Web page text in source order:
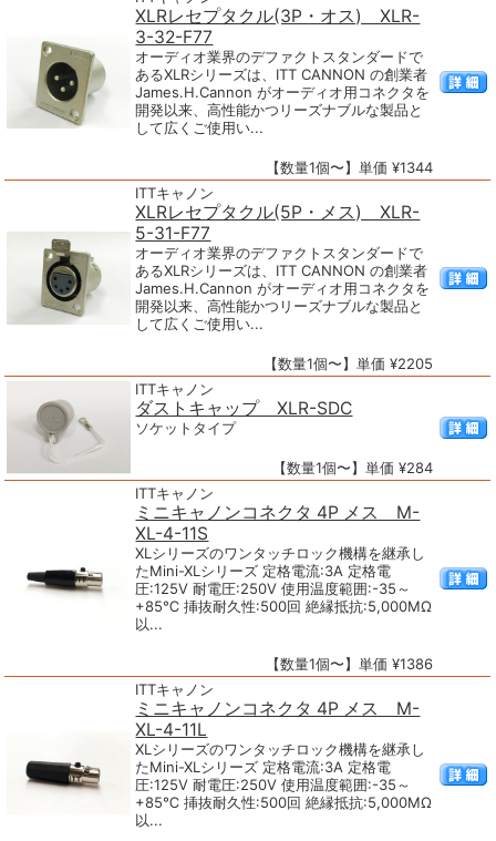
XLRレセプタクル(3P・オス) XLR-
3-32-F77
オーディオ業界のデファクトスタンダードで
あるXLRシリーズは、ITT CANNON の創業者
James.H.Cannon がオーディオ用コネクタを
開発以来、高性能かつリーズナブルな製品と
して広くご使用い...
【数量1個〜】単価 ¥1344
ITTキャノン
XLRレセプタクル(5P・メス) XLR-
5-31-F77
オーディオ業界のデファクトスタンダードで
あるXLRシリーズは、ITT CANNON の創業者
James.H.Cannon がオーディオ用コネクタを
開発以来、高性能かつリーズナブルな製品と
して広くご使用い...
【数量1個〜】単価 ¥2205
ITTキャノン
ダストキャップ XLR-SDC
ソケットタイプ
【数量1個〜】単価 ¥284
ITTキャノン
ミニキャノンコネクタ 4P メス M-
XL-4-11S
XLシリーズのワンタッチロック機構を継承し
たMini-XLシリーズ 定格電流:3A 定格電
圧:125V 耐電圧:250V 使用温度範囲:-35～
+85℃ 挿抜耐久性:500回 絶縁抵抗:5,000MΩ
以...
【数量1個〜】単価 ¥1386
ITTキャノン
ミニキャノンコネクタ 4P メス M-
XL-4-11L
XLシリーズのワンタッチロック機構を継承し
たMini-XLシリーズ 定格電流:3A 定格電
圧:125V 耐電圧:250V 使用温度範囲:-35～
+85℃ 挿抜耐久性:500回 絶縁抵抗:5,000MΩ
以...